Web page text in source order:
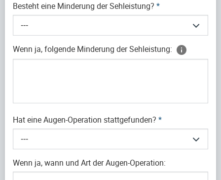
Besteht eine Minderung der Sehleistung? *
---
Wenn ja, folgende Minderung der Sehleistung:
Hat eine Augen-Operation stattgefunden? *
---
Wenn ja, wann und Art der Augen-Operation: